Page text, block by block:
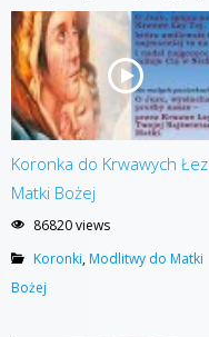
Koronka do Krwawych Łez
Matki Bożej
86820 views
Koronki,Modlitwy do Matki
Bożej